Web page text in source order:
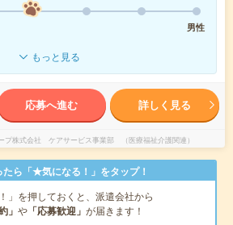
男性
もっと見る
応募へ進む 詳しく見る
プ株式会社 ケアサービス事業部 （医療福祉介護関連）
ら「★気になる！」をタップ！
」を押しておくと、派遣会社から
」 や 「応募歓迎」 が届きます！